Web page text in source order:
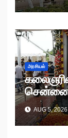
அரசியல்
பேரணி!
AUG 5, 2026